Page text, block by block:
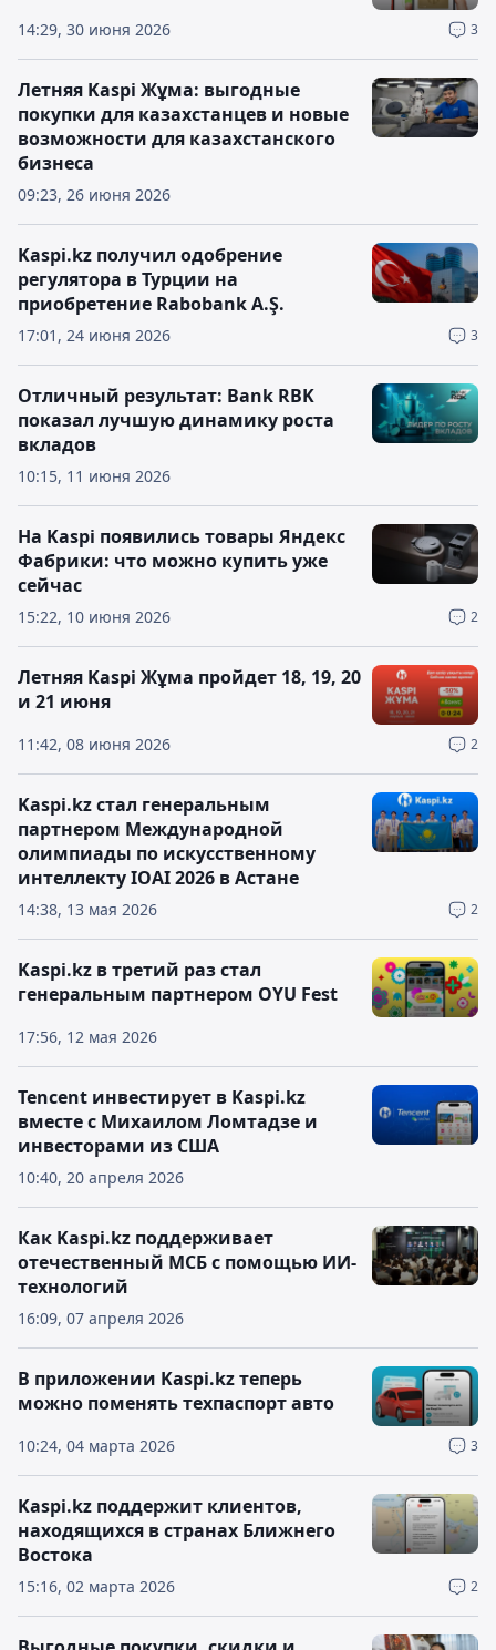
14:29, 30 июня 2026 3
09:23, 26 июня 2026
Летняя Kaspi Жұма: выгодные
покупки для казахстанцев и новые
возможности для казахстанского
бизнеса
17:01, 24 июня 2026 3
Kaspi.kz получил одобрение
регулятора в Турции на
приобретение Rabobank A.Ş.
10:15, 11 июня 2026
Отличный результат: Bank RBK
показал лучшую динамику роста
вкладов
15:22, 10 июня 2026 2
На Kaspi появились товары Яндекс
Фабрики: что можно купить уже
сейчас
11:42, 08 июня 2026 2
Летняя Kaspi Жұма пройдет 18, 19, 20
и 21 июня
14:38, 13 мая 2026 2
Kaspi.kz стал генеральным
партнером Международной
олимпиады по искусственному
интеллекту IOAI 2026 в Астане
17:56, 12 мая 2026
Kaspi.kz в третий раз стал
генеральным партнером OYU Fest
10:40, 20 апреля 2026
Tencent инвестирует в Kaspi.kz
вместе с Михаилом Ломтадзе и
инвесторами из США
16:09, 07 апреля 2026
Как Kaspi.kz поддерживает
отечественный МСБ с помощью ИИ-
технологий
10:24, 04 марта 2026 3
В приложении Kaspi.kz теперь
можно поменять техпаспорт авто
15:16, 02 марта 2026 2
Kaspi.kz поддержит клиентов,
находящихся в странах Ближнего
Востока